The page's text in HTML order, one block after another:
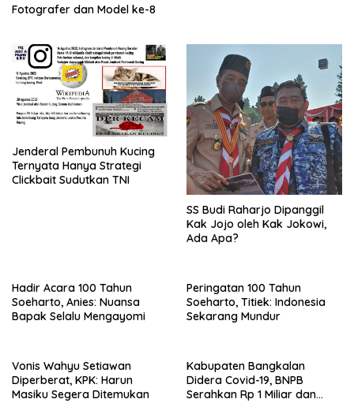
Fotografer dan Model ke-8
Jenderal Pembunuh Kucing
Ternyata Hanya Strategi
Clickbait Sudutkan TNI
SS Budi Raharjo Dipanggil
Kak Jojo oleh Kak Jokowi,
Ada Apa?
Hadir Acara 100 Tahun
Soeharto, Anies: Nuansa
Bapak Selalu Mengayomi
Peringatan 100 Tahun
Soeharto, Titiek: Indonesia
Sekarang Mundur
Vonis Wahyu Setiawan
Diperberat, KPK: Harun
Masiku Segera Ditemukan
Kabupaten Bangkalan
Didera Covid-19, BNPB
Serahkan Rp 1 Miliar dan